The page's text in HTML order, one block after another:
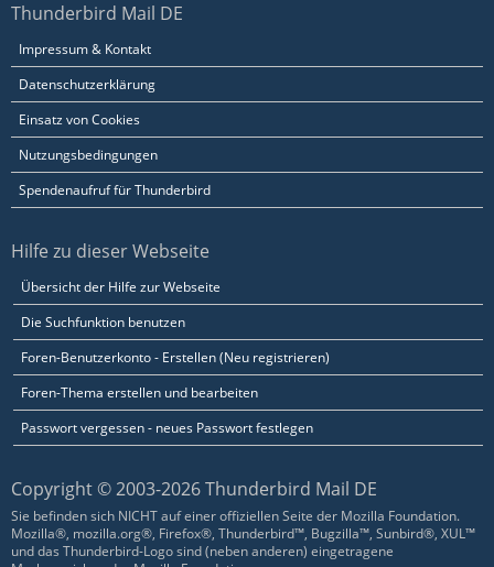
Thunderbird Mail DE
Impressum & Kontakt
Datenschutzerklärung
Einsatz von Cookies
Nutzungsbedingungen
Spendenaufruf für Thunderbird
Hilfe zu dieser Webseite
Übersicht der Hilfe zur Webseite
Die Suchfunktion benutzen
Foren-Benutzerkonto - Erstellen (Neu registrieren)
Foren-Thema erstellen und bearbeiten
Passwort vergessen - neues Passwort festlegen
Copyright © 2003-2026 Thunderbird Mail DE
Sie befinden sich NICHT auf einer offiziellen Seite der Mozilla Foundation.
Mozilla®, mozilla.org®, Firefox®, Thunderbird™, Bugzilla™, Sunbird®, XUL™
und das Thunderbird-Logo sind (neben anderen) eingetragene